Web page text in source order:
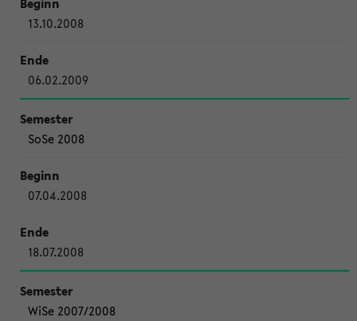
13.10.2008
06.02.2009
SoSe 2008
07.04.2008
18.07.2008
WiSe 2007/2008